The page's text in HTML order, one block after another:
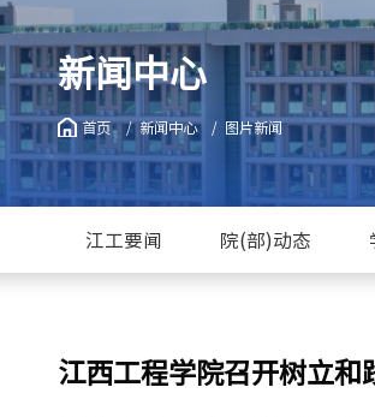
新闻中心
首页 新闻中心 图片新闻
江工要闻 院(部)动态
江西工程学院召开树立